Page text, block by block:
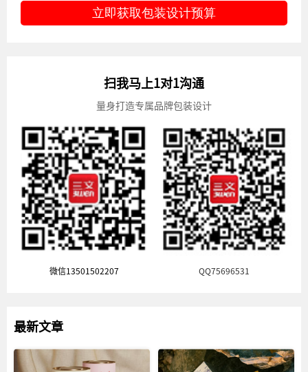
立即获取包装设计预算
扫我马上1对1沟通
量身打造专属品牌包装设计
微信13501502207 QQ75696531
最新文章